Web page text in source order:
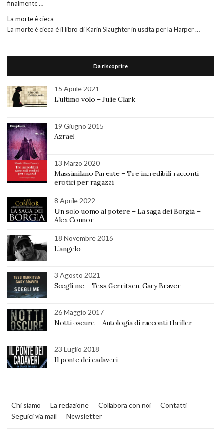
finalmente …
La morte è cieca
La morte è cieca è il libro di Karin Slaughter in uscita per la Harper …
Da riscoprire
15 Aprile 2021
L’ultimo volo – Julie Clark
19 Giugno 2015
Azrael
13 Marzo 2020
Massimilano Parente – Tre incredibili racconti
erotici per ragazzi
8 Aprile 2022
Un solo uomo al potere – La saga dei Borgia –
Alex Connor
18 Novembre 2016
L’angelo
3 Agosto 2021
Scegli me – Tess Gerritsen, Gary Braver
26 Maggio 2017
Notti oscure – Antologia di racconti thriller
23 Luglio 2018
Il ponte dei cadaveri
Chi siamo La redazione Collabora con noi
Contatti
Seguici via mail
Newsletter